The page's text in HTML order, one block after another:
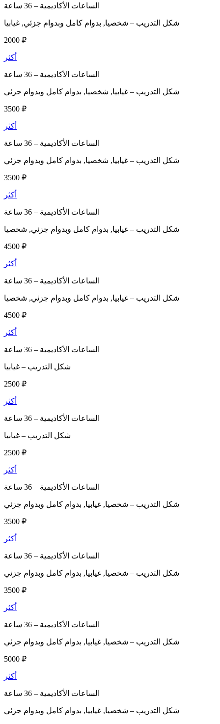
الساعات الأكاديمية –
شكل التدريب – شخصيا, بدوام كامل وبدوام جزئي, غيابيا
2000 ₽
أكثر
الساعات الأكاديمية –
شكل التدريب – غيابيا, شخصيا, بدوام كامل وبدوام جزئي
3500 ₽
أكثر
الساعات الأكاديمية –
شكل التدريب – غيابيا, شخصيا, بدوام كامل وبدوام جزئي
3500 ₽
أكثر
الساعات الأكاديمية –
شكل التدريب – غيابيا, بدوام كامل وبدوام جزئي, شخصيا
4500 ₽
أكثر
الساعات الأكاديمية –
شكل التدريب – غيابيا, بدوام كامل وبدوام جزئي, شخصيا
4500 ₽
أكثر
الساعات الأكاديمية –
شكل التدريب – غيابيا
2500 ₽
أكثر
الساعات الأكاديمية –
شكل التدريب – غيابيا
2500 ₽
أكثر
الساعات الأكاديمية –
شكل التدريب – شخصيا, غيابيا, بدوام كامل وبدوام جزئي
3500 ₽
أكثر
الساعات الأكاديمية –
شكل التدريب – شخصيا, غيابيا, بدوام كامل وبدوام جزئي
3500 ₽
أكثر
الساعات الأكاديمية –
شكل التدريب – شخصيا, غيابيا, بدوام كامل وبدوام جزئي
5000 ₽
أكثر
الساعات الأكاديمية –
شكل التدريب – شخصيا, غيابيا, بدوام كامل وبدوام جزئي